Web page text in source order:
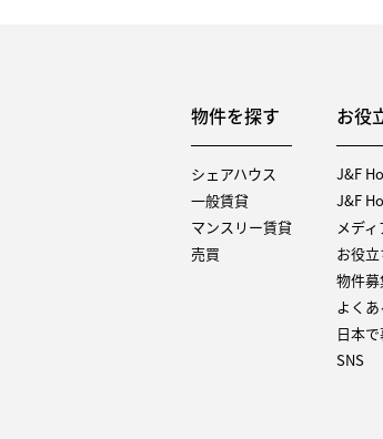
物件を探す
シェアハウス
一般賃貸
マンスリー賃貸
売買
お役
J&F
J&F
メディ
お役
物件
よく
日本
SNS